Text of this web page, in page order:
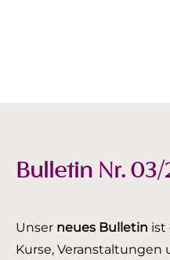
Bulletin Nr. 03/
Unser neues Bulletin ist
Kurse, Veranstaltungen